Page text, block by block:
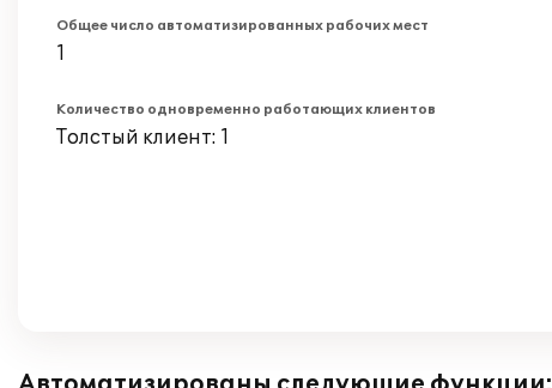
Общее число автоматизированных рабочих мест
1
Количество одновременно работающих клиентов
Толстый клиент: 1